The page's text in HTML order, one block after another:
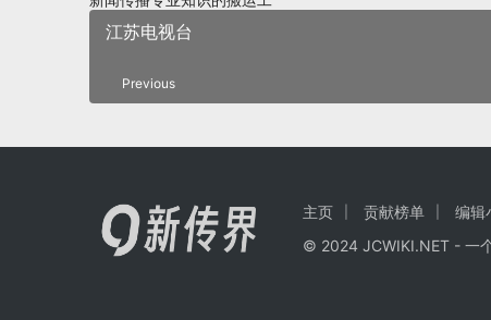
江苏电视台
Previous
主页 贡献榜单 编辑
© 2024 JCWIKI.NET - 一